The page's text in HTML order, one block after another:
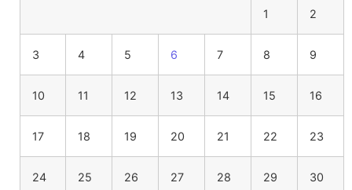
1 2
3 4 5 6 7 8 9
10 11 12 13 14 15 16
17 18 19 20 21 22 23
24 25 26 27 28 29 30